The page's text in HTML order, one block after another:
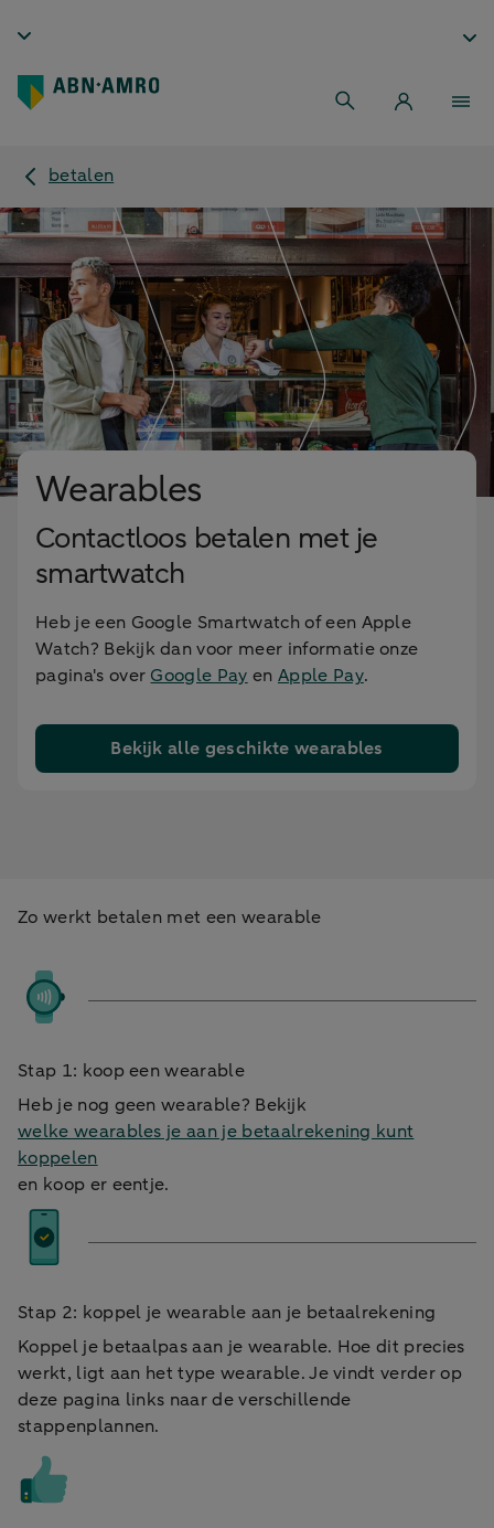
betalen
Wearables
Contactloos betalen met je
smartwatch
Heb je een Google Smartwatch of een Apple
Watch? Bekijk dan voor meer informatie onze
pagina's over Google Pay en Apple Pay.
Bekijk alle geschikte wearables
Zo werkt betalen met een wearable
Stap 1: koop een wearable
Heb je nog geen wearable? Bekijk
welke wearables je aan je betaalrekening kunt
koppelen
en koop er eentje.
Stap 2: koppel je wearable aan je betaalrekening
Koppel je betaalpas aan je wearable. Hoe dit precies
werkt, ligt aan het type wearable. Je vindt verder op
deze pagina links naar de verschillende
stappenplannen.